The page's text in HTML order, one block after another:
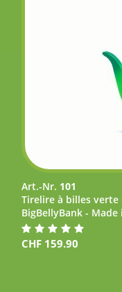
Art.-Nr. 101
Tirelire à billes verte
BigBellyBank -
CHF 159.90